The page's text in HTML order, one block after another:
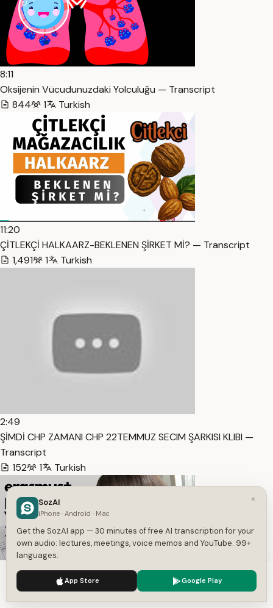
8:11
Oksijenin Vücudunuzdaki Yolculuğu — Transcript
844
1 Turkish
11:20
ÇİTLEKÇİ HALKAARZ-BEKLENEN ŞİRKET Mİ? — Transcript
1,491
1 Turkish
2:49
ŞİMDİ CHP ZAMANI CHP 22TEMMUZ SECIM ŞARKISI KLIBI —
Transcript
152
1 Turkish
23:12
We use cookies to enhance your experience.
×
SozAI
iPhone · Android · Mac
Get the SozAI app — 30 minutes of free AI transcription for your
own audio: lectures, meetings, voice memos and YouTube. 99+
languages.
App Store Google Play